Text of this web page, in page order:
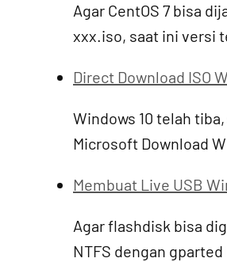
Agar CentOS 7 bisa
xxx.iso, saat ini versi
Direct Download ISO
Windows 10 telah
Microsoft Download
Membuat Live USB
Agar flashdisk bisa
NTFS dengan